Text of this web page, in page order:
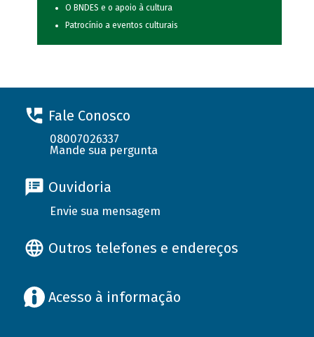
O BNDES e o apoio à cultura
Patrocínio a eventos culturais
Fale Conosco
08007026337
Mande sua pergunta
Ouvidoria
Envie sua mensagem
Outros telefones e endereços
Acesso à informação